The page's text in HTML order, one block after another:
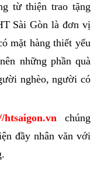
từ thiện trao tặng
Sài Gòn là đơn vị
mặt hàng thiết yếu
những phần quà
nghèo, người có
htsaigon.vn
chúng
đầy nhân văn với